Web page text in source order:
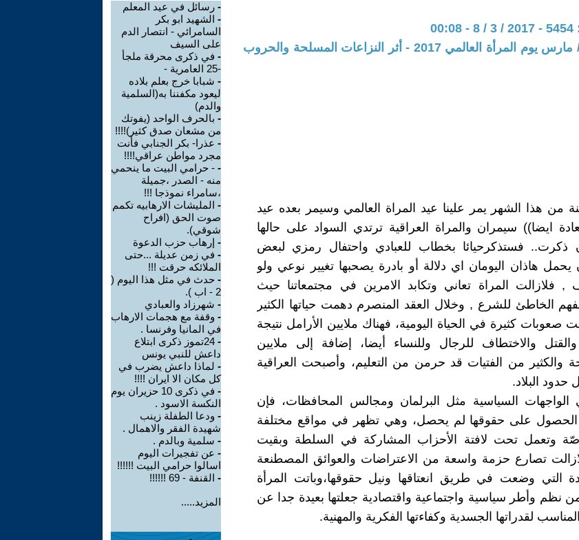
المحور: ملف 8 آذار / مارس يوم المرأة العالمي 2017 - أثر النزاعات المسلحة والحروب
من هذا الشهر يمر علينا عيد المراة العالمي وسيمر بعده عيد
ايضا)) سيمران والمراة العراقية ترتدي السواد على حالها
ذكرت.. فستذكرحيائا بخطاب للعبادي واحتفال رمزي لبعض
يحمل هاذان اليومان اي دلالة أو بادرة يصحبها تغيير نوعي ولو
فلازالت المراة تعاني وتكابد الامرين في مجتمعاتنا حيث
الخاطئ للشرع , وخلال العقد المنصرم دهمت حياتها الكثير
صعوبات كثيرة في الحياة اليومية، فهناك ملايين الأرامل نتيجة
والاختطاف للرجال وللنساء أيضا، إضافة إلى ملايين
والكثير من الفتيات قد حرمن من التعليم، وأصبحت العراقية
حدود البلاد.
السياسية مثل البرلمان ومجالس المحافظات، فإن
الحصول على حقوقها لم يحصل، وهي تظهر في مواقع مختلفة
وتعمل تحت لافتة الأحزاب المشاركة في السلطة وبقيت
تصارع حزمة واسعة من الاعتراضات والعوائق المصطنعة
التي وضعت في طريق انعتاقها ونيل حقوقها،وباتت المرأة
نظم وأطر سياسية واجتماعية واقتصادية جعلتها بعيدة جدا عن
لقدراتها الجسدية وكفاءتها الفكرية والمهنية.
- رسائل في عيد المعلم
- الشهيد ابو بكر
السامرائي - انتصار الدم
على السيف
- في ذكرى محرقة ملجأ
-25 العامرية -
- شبابا خرج بعلم بلاده
ليعود مكفننا به(السلمية
والدم)
- بالحرف الواحد (يفوتك
من مشعان صدق كثير)!!!!
- عذرا- بكر الجنابي فأنت
مجرد مواطن عراقي!!!!
- - حرامي البيت ما ينحمي
منه - الصدر ،جميلة
،سامراء نموذجا !!!
- المليشات الارهابيه تكمم
صوت الحق (افراح
شوقي).
- إرهاب حزب الدعوة
- في زمن عديلة ...حتى
الملائكه حرقت !!!
- حدث في مثل هذا اليوم (
2 - اب ).
- شهرزاد والعبادي
- وقفة مع هجمات الارهاب
في المانيا وفرنسا .
-
24تموز ذكرى ابتلاع
داعش للنبي يونس
- لماذا داعش يضرب في
كل مكان اﻻ ايران !!!!
-
في ذكرى 10 حزيران يوم
النكسة الاسود .
- ودعا الطفلة زينب
شهيدة الفقر والاهمال .
- سلمية وبالدم .
- عن تفجيرات اليوم
اسالوا حرامي البيت !!!!!!
- القنفة - 69 !!!!!!
المزيد.....